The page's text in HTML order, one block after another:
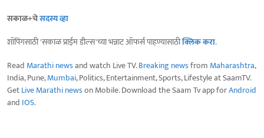
सकाळ+चेसदस्य व्हा
शॉपिंगसाठी 'सकाळ प्राईम डील्स'च्या भन्नाट ऑफर्स पाहण्यासाठीक्लिक करा.
Read Marathi newsand watch Live TV.Breaking newsfrom Maharashtra,
India, Pune,Mumbai, Politics, Entertainment, Sports, Lifestyle at SaamTV.
GetLive Marathi newson Mobile. Download the Saam Tv app forAndroid
and IOS.